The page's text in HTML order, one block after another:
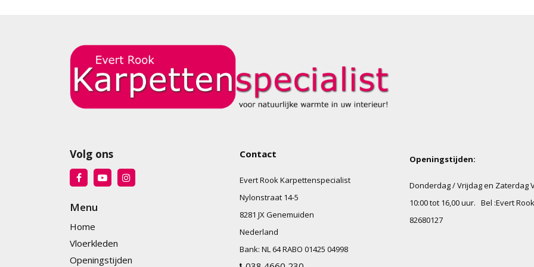
Volg ons
Menu
Home
Vloerkleden
Openingstijden
Contact
Evert Rook Karpettenspecialist
Nylonstraat 14-5
8281 JX Genemuiden
Nederland
Bank: NL 64 RABO 01425 04998
Openingstijden:
Donderdag / Vrijdag en Zaterdag
10:00 tot 16,00 uur. Bel :Evert
82680127